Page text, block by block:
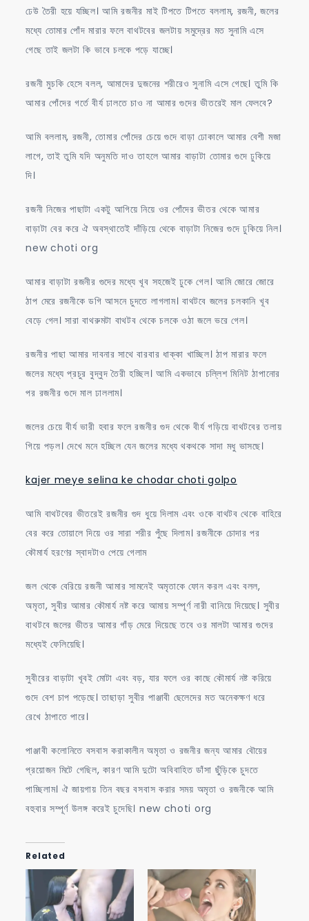
ঢেউ তৈরী হয়ে যচ্ছিল। আমি রজনীর মাই টিপতে টিপতে বললাম, রজনী, জলের
মধ্যে তোমার পোঁদ মারার ফলে বাথটবের জলটায় সমুদ্রের মত সুনামি এসে
গেছে তাই জলটা কি ভাবে চলকে পড়ে যাচ্ছে।
রজনী মুচকি হেসে বলল, আমাদের দুজনের শরীরেও সুনামি এসে গেছে। তুমি কি
আমার পোঁদের গর্তে বীর্য ঢালতে চাও না আমার গুদের ভীতরেই মাল ফেলবে?
আমি বললাম, রজনী, তোমার পোঁদের চেয়ে গুদে বাড়া ঢোকালে আমার বেশী মজা
লাগে, তাই তুমি যদি অনুমতি দাও তাহলে আমার বাড়াটা তোমার গুদে ঢুকিয়ে
দি।
রজনী নিজের পাছাটা একটু আগিয়ে নিয়ে ওর পোঁদের ভীতর থেকে আমার
বাড়াটা বের করে ঐ অবস্থাতেই দাঁড়িয়ে থেকে বাড়াটা নিজের গুদে ঢুকিয়ে নিল।
new choti org
আমার বাড়াটা রজনীর গুদের মধ্যে খূব সহজেই ঢুকে গেল। আমি জোরে জোরে
ঠাপ মেরে রজনীকে ডগি আসনে চুদতে লাগলাম। বাথটবে জলের চলকানি খূব
বেড়ে গেল। সারা বাথরুমটা বাথটব থেকে চলকে ওঠা জলে ভরে গেল।
রজনীর পাছা আমার দাবনার সাথে বারবার ধাক্কা খাচ্ছিল। ঠাপ মারার ফলে
জলের মধ্যে প্রচুর বুদ্বুদ তৈরী হচ্ছিল। আমি একভাবে চল্লিশ মিনিট ঠাপানোর
পর রজনীর গুদে মাল ঢাললাম।
জলের চেয়ে বীর্য ভারী হবার ফলে রজনীর গুদ থেকে বীর্য গড়িয়ে বাথটবের তলায়
গিয়ে পড়ল। দেখে মনে হচ্ছিল যেন জলের মধ্যে থকথকে সাদা মধু ভাসছে।
kajer meye selina ke chodar choti golpo
আমি বাথটবের ভীতরেই রজনীর গুদ ধুয়ে দিলাম এবং ওকে বাথটব থেকে বাহিরে
বের করে তোয়ালে দিয়ে ওর সারা শরীর পুঁছে দিলাম। রজনীকে চোদার পর
কৌমার্য হরণের স্বাদটাও পেয়ে গেলাম
জল থেকে বেরিয়ে রজনী আমার সামনেই অমৃতাকে ফোন করল এবং বলল,
অমৃতা, সুবীর আমার কৌমার্য নষ্ট করে আমায় সম্পূর্ণ নারী বানিয়ে দিয়েছে। সুবীর
বাথটবে জলের ভীতর আমার গাঁড় মেরে দিয়েছে তবে ওর মালটা আমার গুদের
মধ্যেই ফেলিয়েছি।
সুবীরের বাড়াটা খূবই মোটা এবং বড়, যার ফলে ওর কাছে কৌমার্য নষ্ট করিয়ে
গুদে বেশ চাপ পড়েছে। তাছাড়া সুবীর পাঞ্জাবী ছেলেদের মত অনেকক্ষণ ধরে
রেখে ঠাপাতে পারে।
পাঞ্জাবী কলোনিতে বসবাস করাকালীন অমৃতা ও রজনীর জন্য আমার বৌয়ের
প্রয়োজন মিটে গেছিল, কারণ আমি দুটো অবিবাহিত ডাঁসা ছুঁড়িকে চুদতে
পাচ্ছিলাম। ঐ জায়গায় তিন বছর বসবাস করার সময় অমৃতা ও রজনীকে আমি
বহুবার সম্পূর্ণ উলঙ্গ করেই চুদেছি। new choti org
Related